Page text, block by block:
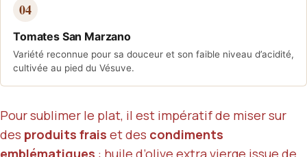
04
Tomates San Marzano
Variété reconnue pour sa douceur et son faible niveau d’acidité,
cultivée au pied du Vésuve.
Pour sublimer le plat, il est impératif de miser sur
des produits frais et des condiments
emblématiques : huile d’olive extra vierge issue de